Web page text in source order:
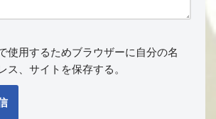
使用するためブラウザーに自分の名
ス、サイトを保存する。